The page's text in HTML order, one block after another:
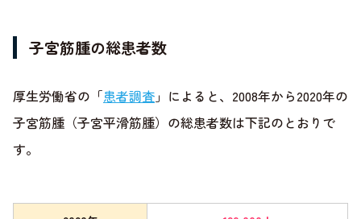
子宮筋腫の総患者数
厚生労働省の「患者調査 」によると、2008年から2020年の
子宮筋腫（子宮平滑筋腫）の総患者数は下記のとおりで
す。